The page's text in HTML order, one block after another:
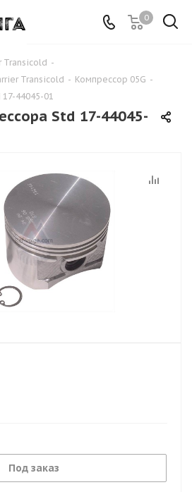
0
Transicold -
Transicold - Компрессор 05G -
44045-01
Std 17-44045-
Под заказ